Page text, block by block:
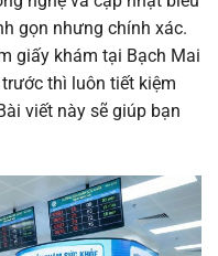
gọn nhưng chính xác.
giấy khám tại Bạch Mai
thì luôn tiết kiệm
viết này sẽ giúp bạn